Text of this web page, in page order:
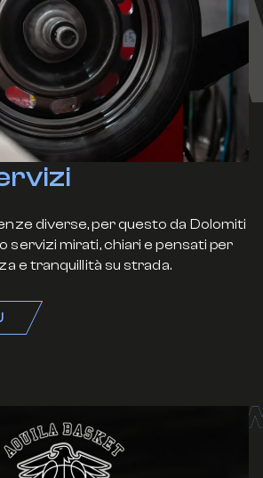
diverse, per questo da Dolomiti
servizi mirati, chiari e pensati per
e tranquillità su strada.